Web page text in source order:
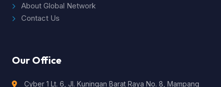
About Global Network
Contact Us
Our Office
Cyber 1 Lt. 6, Jl. Kuningan Barat Raya No. 8, Mampang